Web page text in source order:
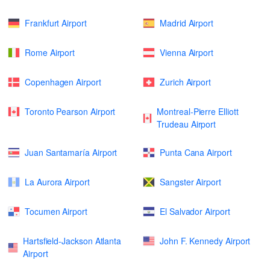
Frankfurt Airport Madrid Airport
Rome Airport Vienna Airport
Copenhagen Airport Zurich Airport
Toronto Pearson Airport
Montreal-Pierre Elliott
Trudeau Airport
Juan Santamaría Airport Punta Cana Airport
La Aurora Airport Sangster Airport
Tocumen Airport El Salvador Airport
Hartsfield-Jackson Atlanta
Airport
John F. Kennedy Airport